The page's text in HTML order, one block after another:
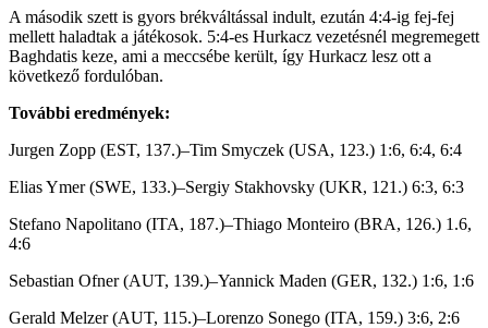
A második szett is gyors brékváltással indult, ezután 4:4-ig fej-fej
mellett haladtak a játékosok. 5:4-es Hurkacz vezetésnél megremegett
Baghdatis keze, ami a meccsébe került, így Hurkacz lesz ott a
következő fordulóban.
További eredmények:
Jurgen Zopp (EST, 137.)–Tim Smyczek (USA, 123.) 1:6, 6:4, 6:4
Elias Ymer (SWE, 133.)–Sergiy Stakhovsky (UKR, 121.) 6:3, 6:3
Stefano Napolitano (ITA, 187.)–Thiago Monteiro (BRA, 126.) 1.6,
4:6
Sebastian Ofner (AUT, 139.)–Yannick Maden (GER, 132.) 1:6, 1:6
Gerald Melzer (AUT, 115.)–Lorenzo Sonego (ITA, 159.) 3:6, 2:6